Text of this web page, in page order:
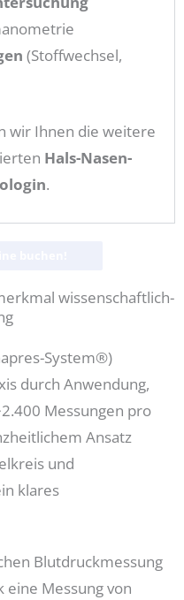
(Stoffwechsel,
wir Ihnen die weitere
Hals-Nasen-
.
wissenschaftlich-
System®)
durch Anwendung,
Messungen pro
Ansatz
und
klares
Blutdruckmessung
eine Messung von